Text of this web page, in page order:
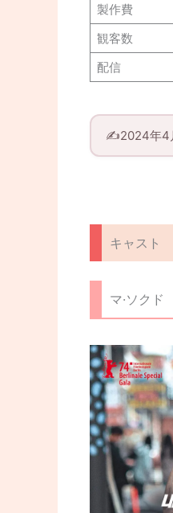
製作費
観客数
配信
✍️2024年4
キャスト
マ·ソクド